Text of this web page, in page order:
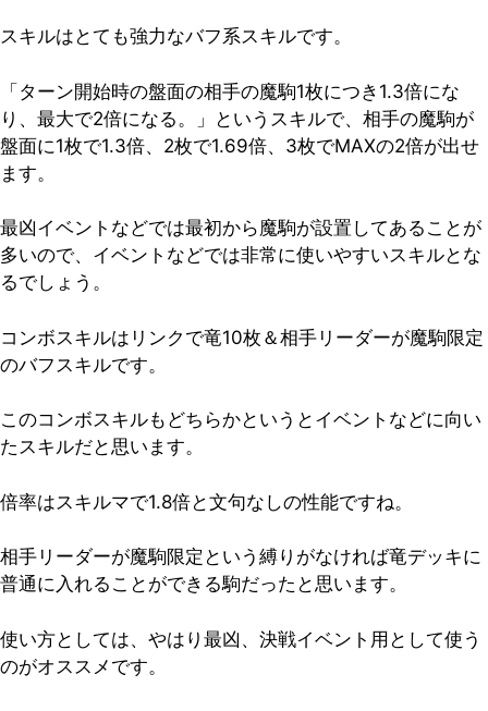
スキルはとても強力なバフ系スキルです。
「ターン開始時の盤面の相手の魔駒1枚につき1.3倍にな
り、最大で2倍になる。」というスキルで、相手の魔駒が
盤面に1枚で1.3倍、2枚で1.69倍、3枚でMAXの2倍が出せ
ます。
最凶イベントなどでは最初から魔駒が設置してあることが
多いので、イベントなどでは非常に使いやすいスキルとな
るでしょう。
コンボスキルはリンクで竜10枚＆相手リーダーが魔駒限定
のバフスキルです。
このコンボスキルもどちらかというとイベントなどに向い
たスキルだと思います。
倍率はスキルマで1.8倍と文句なしの性能ですね。
相手リーダーが魔駒限定という縛りがなければ竜デッキに
普通に入れることができる駒だったと思います。
使い方としては、やはり最凶、決戦イベント用として使う
のがオススメです。